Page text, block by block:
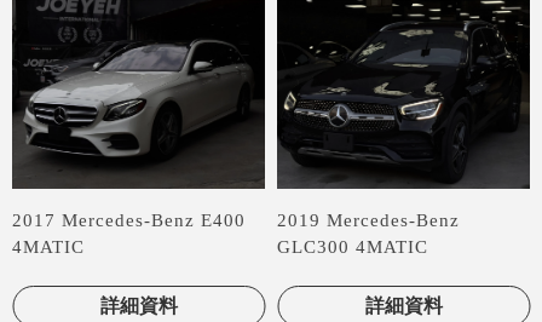
2017 Mercedes-Benz E400
4MATIC
詳細資料
2019 Mercedes-Benz
GLC300 4MATIC
詳細資料